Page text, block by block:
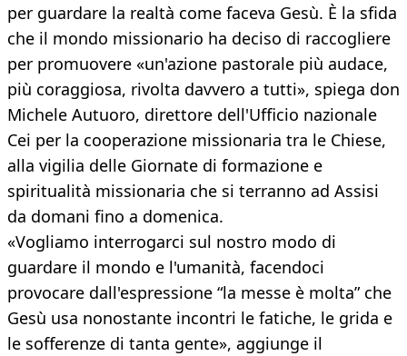
per guardare la realtà come faceva Gesù. È la sfida
che il mondo missionario ha deciso di raccogliere
per promuovere «un'azione pastorale più audace,
più coraggiosa, rivolta davvero a tutti», spiega don
Michele Autuoro, direttore dell'Ufficio nazionale
Cei per la cooperazione missionaria tra le Chiese,
alla vigilia delle Giornate di formazione e
spiritualità missionaria che si terranno ad Assisi
da domani fino a domenica.
«Vogliamo interrogarci sul nostro modo di
guardare il mondo e l'umanità, facendoci
provocare dall'espressione “la messe è molta” che
Gesù usa nonostante incontri le fatiche, le grida e
le sofferenze di tanta gente», aggiunge il